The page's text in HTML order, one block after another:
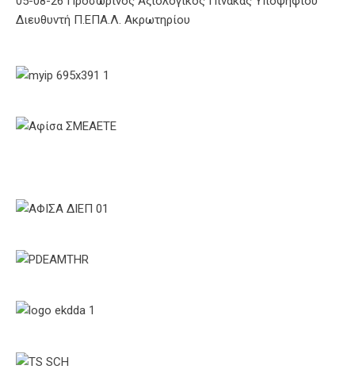
Διευθυντή Π.ΕΠΑ.Λ. Ακρωτηρίου